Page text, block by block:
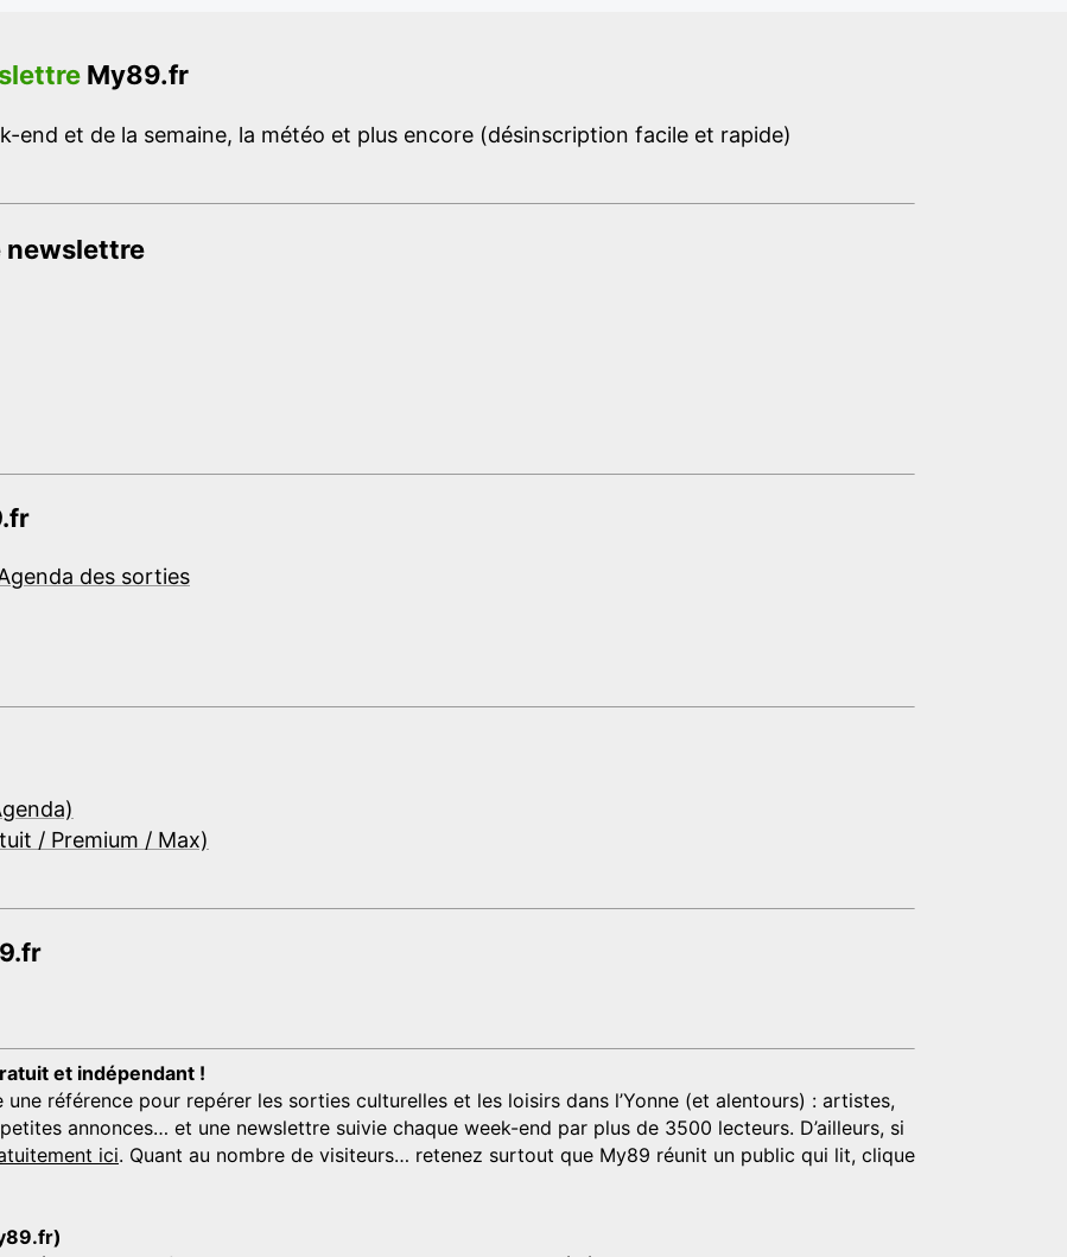
My89.fr
end et de la semaine, la météo et plus encore (désinscription facile et rapide)
newslettre
des sorties
/ Premium / Max)
et indépendant !
une référence pour repérer les sorties culturelles et les loisirs dans l’Yonne (et alentours) : artistes,
annonces… et une newslettre suivie chaque week-end par plus de 3500 lecteurs. D’ailleurs, si
ici. Quant au nombre de visiteurs… retenez surtout que My89 réunit un public qui lit, clique